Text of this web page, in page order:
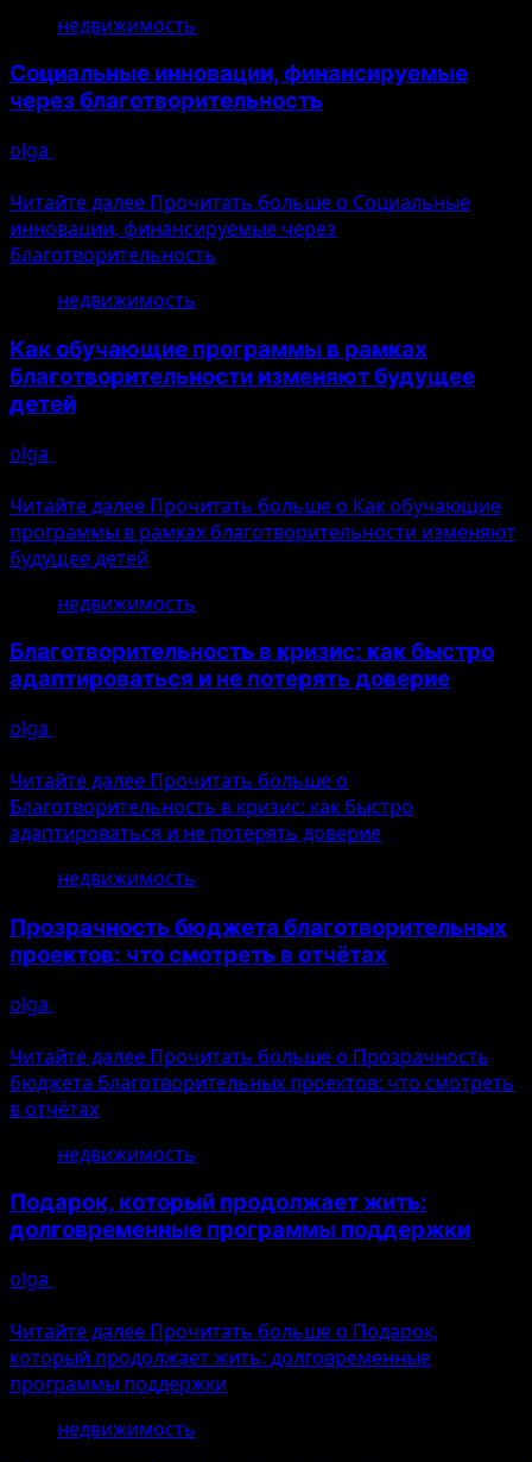
недвижимость
Социальные инновации, финансируемые
через благотворительность
olga
Читайте далее Прочитать больше о Социальные
инновации, финансируемые через
благотворительность
недвижимость
Как обучающие программы в рамках
благотворительности изменяют будущее
детей
olga
Читайте далее Прочитать больше о Как обучающие
программы в рамках благотворительности изменяют
будущее детей
недвижимость
Благотворительность в кризис: как быстро
адаптироваться и не потерять доверие
olga
Читайте далее Прочитать больше о
Благотворительность в кризис: как быстро
адаптироваться и не потерять доверие
недвижимость
Прозрачность бюджета благотворительных
проектов: что смотреть в отчётах
olga
Читайте далее Прочитать больше о Прозрачность
бюджета благотворительных проектов: что смотреть
в отчётах
недвижимость
Подарок, который продолжает жить:
долговременные программы поддержки
olga
Читайте далее Прочитать больше о Подарок,
который продолжает жить: долговременные
программы поддержки
недвижимость